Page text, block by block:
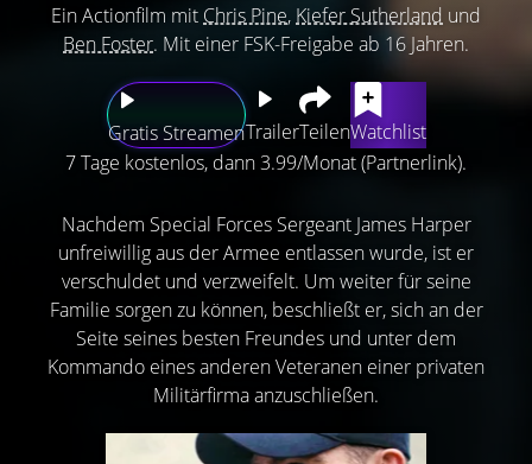
Ein Actionfilm mit Chris Pine, Kiefer Sutherland und
Ben Foster. Mit einer FSK-Freigabe ab 16 Jahren.
Gratis StreamenTrailerTeilenWatchlist
7 Tage kostenlos, dann 3.99/Monat (Partnerlink).
Nachdem Special Forces Sergeant James Harper
unfreiwillig aus der Armee entlassen wurde, ist er
verschuldet und verzweifelt. Um weiter für seine
Familie sorgen zu können, beschließt er, sich an der
Seite seines besten Freundes und unter dem
Kommando eines anderen Veteranen einer privaten
Militärfirma anzuschließen.